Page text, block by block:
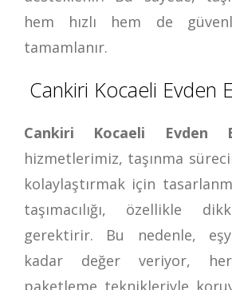
hem hızlı hem de
tamamlanır.
Cankiri Kocaeli Evden
Cankiri Kocaeli Evden
hizmetlerimiz, taşınma
kolaylaştırmak için
taşımacılığı, özellikle
gerektirir. Bu nedenle,
kadar değer veriyor,
paketleme teknikleriyle